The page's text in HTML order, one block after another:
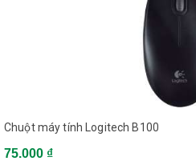
Chuột máy tính Logitech B100
75.000 ₫